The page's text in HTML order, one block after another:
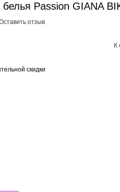
белья Passion GIANA
отзыв
К
скидки